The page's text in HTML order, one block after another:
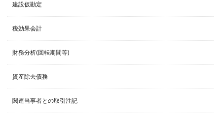
建設仮勘定
税効果会計
財務分析(回転期間等)
資産除去債務
関連当事者との取引注記